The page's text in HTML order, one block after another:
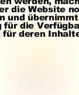
die Website
und
für die
für deren